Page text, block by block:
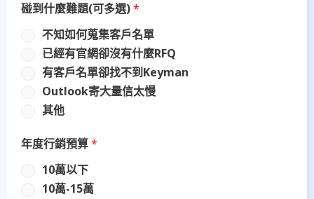
碰到什麼難題(可多選)*
不知如何蒐集客戶名單
已經有官網卻沒有什麼RFQ
有客戶名單卻找不到Keyman
Outlook寄大量信太慢
其他
年度行銷預算*
10萬以下
10萬-15萬